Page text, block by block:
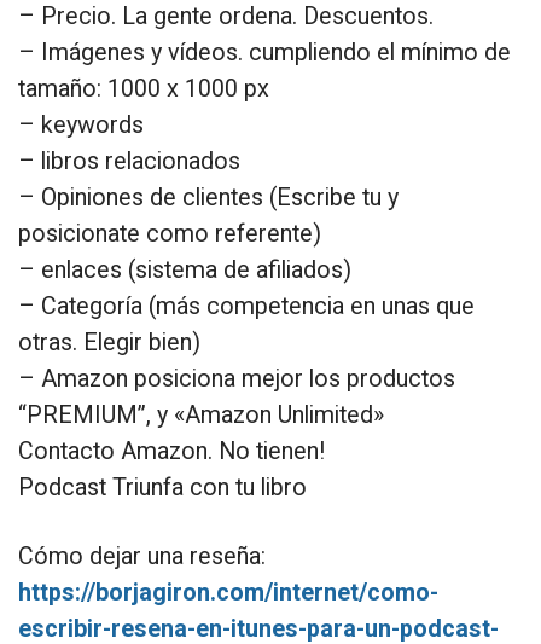
– Precio. La gente ordena. Descuentos.
– Imágenes y vídeos. cumpliendo el mínimo de
tamaño: 1000 x 1000 px
– keywords
– libros relacionados
– Opiniones de clientes (Escribe tu y
posicionate como referente)
– enlaces (sistema de afiliados)
– Categoría (más competencia en unas que
otras. Elegir bien)
– Amazon posiciona mejor los productos
“PREMIUM”, y «Amazon Unlimited»
Contacto Amazon. No tienen!
Podcast Triunfa con tu libro
Cómo dejar una reseña:
https://borjagiron.com/internet/como-
escribir-resena-en-itunes-para-un-podcast-